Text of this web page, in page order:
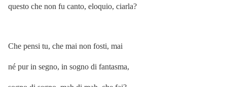
questo che non fu canto, eloquio, ciarla?
Che pensi tu, che mai non fosti, mai
né pur in segno, in sogno di fantasma,